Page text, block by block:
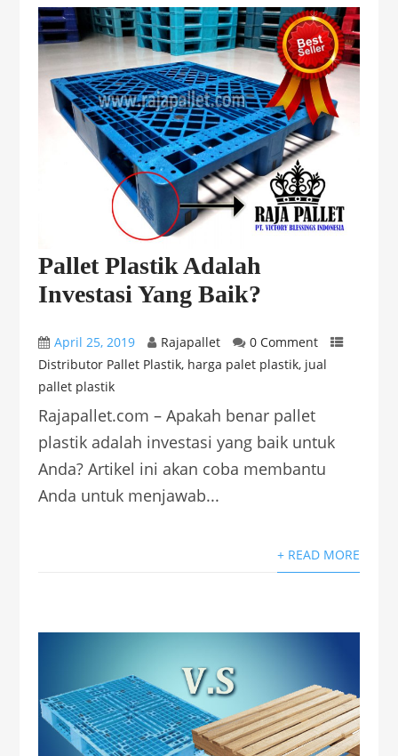
Pallet Plastik Adalah
Investasi Yang Baik?
April 25, 2019 Rajapallet
0 Comment
Distributor Pallet Plastik, harga palet plastik, jual
pallet plastik
Rajapallet.com – Apakah benar pallet
plastik adalah investasi yang baik untuk
Anda? Artikel ini akan coba membantu
Anda untuk menjawab...
+ READ MORE